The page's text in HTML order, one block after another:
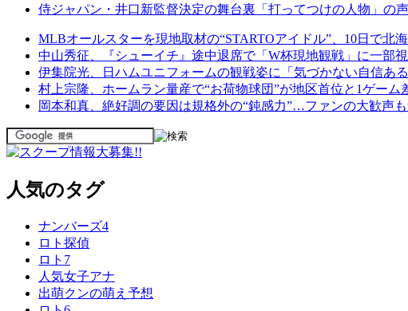
侍ジャパン・井口新監督決定の舞台裏「打ってつけの人物」の
MLBオールスターを現地取材の“STARTOアイドル”、10日で
中山秀征、『シューイチ』途中退席で「W杯現地観戦」に一部
伊集院光、日ハムユニフォームの観戦姿に「気づかない自信あ
村上宗隆、ホームラン量産で“お荷物球団”が地区首位と1ゲー
岡本和真、絶好調の要因は規格外の“鈍感力”…ファンの大歓声
人気のタグ
ナンバーズ4
ロト探偵
ロト7
人気女子アナ
出萌クンの萌え予想